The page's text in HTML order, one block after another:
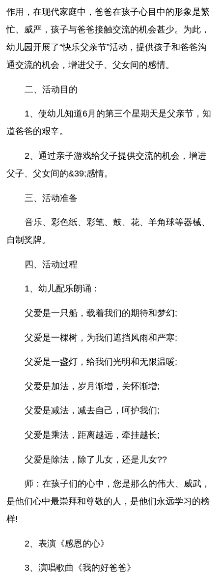
作用，在现代家庭中，爸爸在孩子心目中的形象是繁
忙、威严，孩子与爸爸接触交流的机会甚少。为此，
幼儿园开展了“快乐父亲节”活动，提供孩子和爸爸沟
通交流的机会，增进父子、父女间的感情。
二、活动目的
1、使幼儿知道6月的第三个星期天是父亲节，知
道爸爸的艰辛。
2、通过亲子游戏给父子提供交流的机会，增进
父子、父女间的&39;感情。
三、活动准备
音乐、彩色纸、彩笔、鼓、花、羊角球等器械、
自制奖牌。
四、活动过程
1、幼儿配乐朗诵：
父爱是一只船，载着我们的期待和梦幻;
父爱是一棵树，为我们遮挡风雨和严寒;
父爱是一盏灯，给我们光明和无限温暖;
父爱是加法，岁月渐增，关怀渐增;
父爱是减法，减去自己，呵护我们;
父爱是乘法，距离越远，牵挂越长;
父爱是除法，除了儿女，还是儿女??
师：在孩子们的心中，您是那么的伟大、威武，
是他们心中最崇拜和尊敬的人，是他们永远学习的榜
样!
2、表演《感恩的心》
3、演唱歌曲《我的好爸爸》